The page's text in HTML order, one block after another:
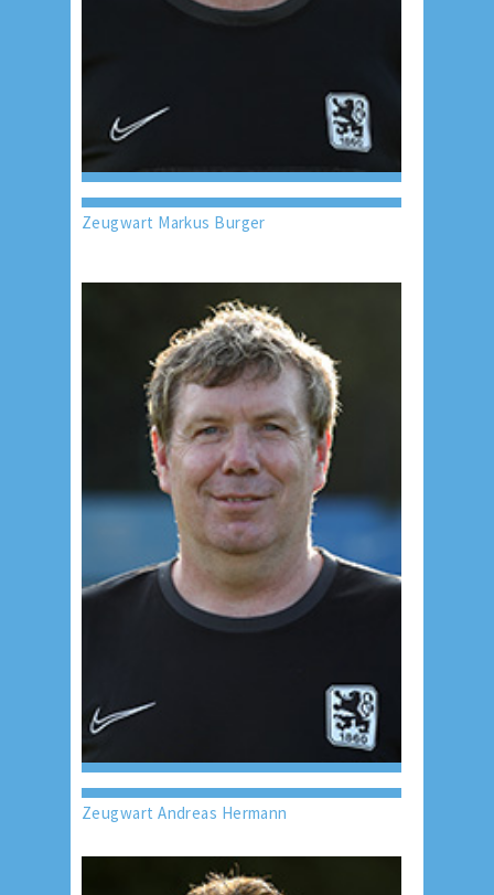
Zeugwart Markus Burger
Zeugwart Andreas Hermann